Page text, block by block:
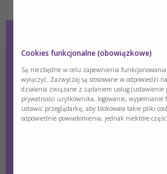
Informacja dla rodziców - PA/
Prezentacja.
Cookies funkcjonalne (obowiązkowe)
Są niezbędne w celu zapewnienia
wyłączyć. Zazwyczaj są stosowane w odpowiedzi
działania związane z żądaniem usług (ustawienie
prywatności użytkownika, logowanie, wypełnianie
ustawić przeglądarkę, aby blokowała takie pliki
odpowiednie powiadomienia, jednak niektóre